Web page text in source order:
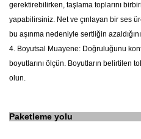
gerektirebilirken, taşlama toplarını
yapabilirsiniz. Net ve çınlayan bir ses
bu aşınma nedeniyle sertliğin
4. Boyutsal Muayene: Doğruluğunu
boyutlarını ölçün. Boyutların belirtilen
olun.
Paketleme yolu